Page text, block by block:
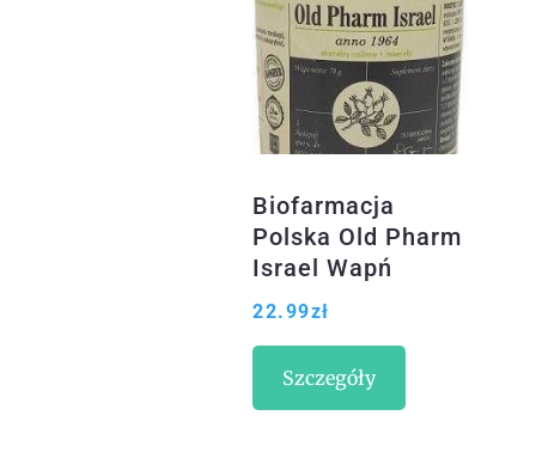
Biofarmacja
Polska Old Pharm
Israel Wapń
Glukozamina
Dzika Róża 70G
22.99zł
Szczegóły